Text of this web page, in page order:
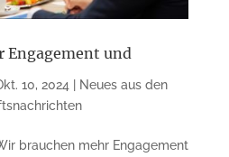
Engagement und
10, 2024 | Neues aus den
brauchen mehr Engagement